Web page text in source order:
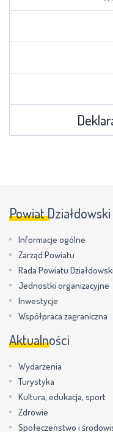
Powiat Działdowski
Informacje ogólne
Zarząd Powiatu
Rada Powiatu
Jednostki organizacyjne
Inwestycje
Współpraca zagraniczna
Aktualności
Wydarzenia
Turystyka
Kultura, edukacja, sport
Zdrowie
Społeczeństwo i